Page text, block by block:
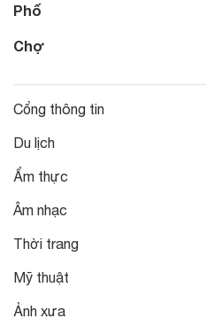
Phố
Chợ
Cổng thông tin
Du lịch
Ẩm thực
Âm nhạc
Thời trang
Mỹ thuật
Ảnh xưa